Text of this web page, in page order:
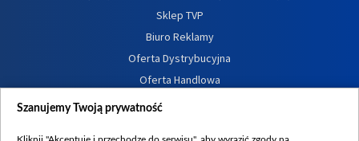
Sklep TVP
Biuro Reklamy
Oferta Dystrybucyjna
Oferta Handlowa
Dostępność
Szanujemy Twoją prywatność